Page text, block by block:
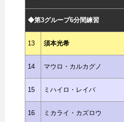
◆第3グループ6分間練習
13 須本光希
14 マウロ・カルカグノ
15 ミハイロ・レイバ
16 ミカライ・カズロウ